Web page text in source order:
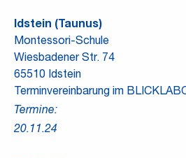
Idstein (Taunus)
Montessori-Schule
Wiesbadener Str. 74
65510 Idstein
Terminvereinbarung im
Termine:
20.11.24